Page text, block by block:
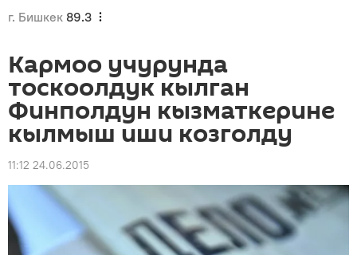
г. Бишкек 89.3
Кармоо учурунда
тоскоолдук кылган
Финполдун кызматкерине
кылмыш иши козголду
11:12 24.06.2015